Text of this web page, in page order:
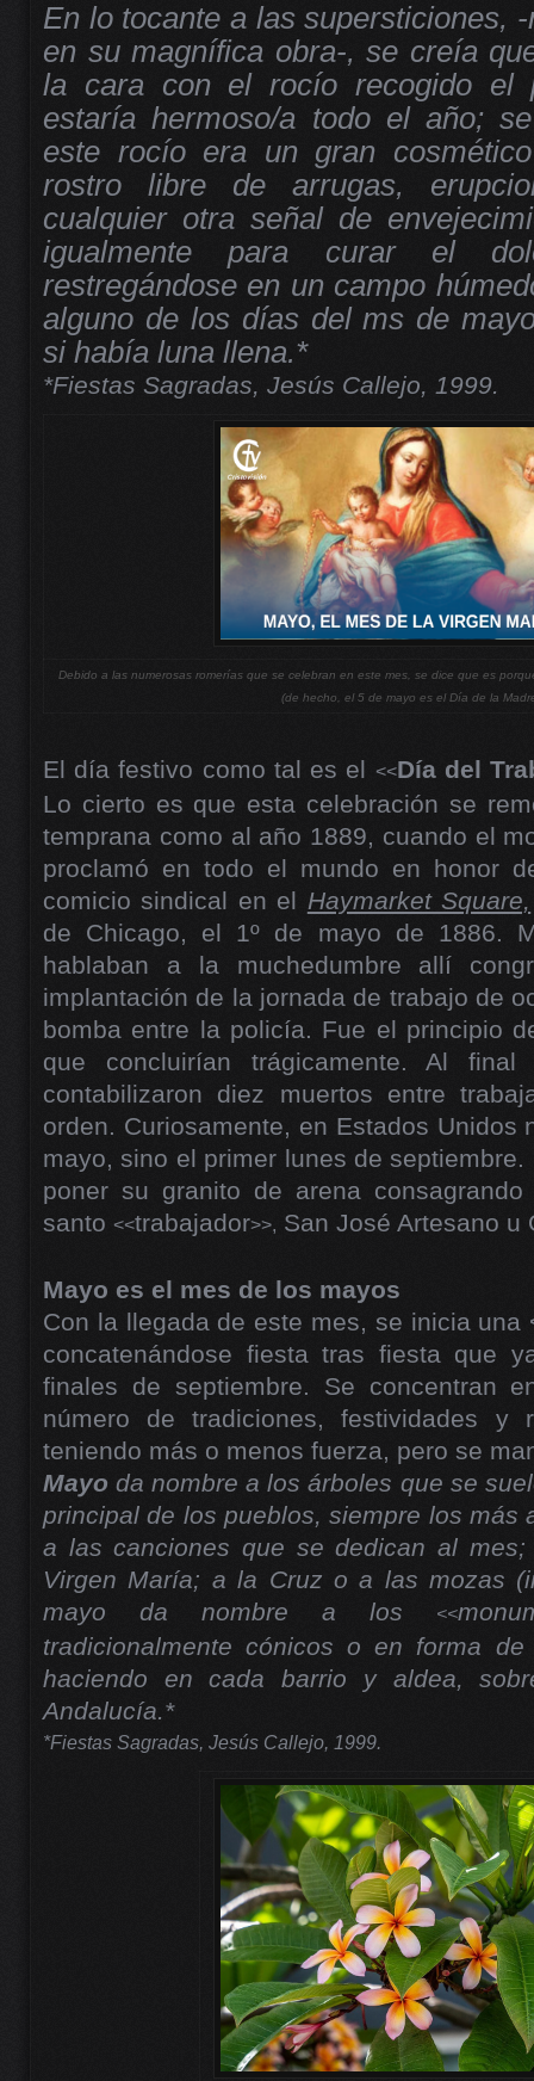
En lo tocante a las supersticiones,
en su magnífica obra-, se creía
la cara con el rocío recogido el
estaría hermoso/a todo el año;
este rocío era un gran
rostro libre de arrugas,
cualquier otra señal de
igualmente para curar el
restregándose en un campo
alguno de los días del ms de
si había luna llena.*
*Fiestas Sagradas, Jesús Callejo, 1999.
Debido a las numerosas romerías que se celebran en este mes, se dice que es
(de hecho, el 5 de mayo es el Día de la
El día festivo como tal es el <<Día del
Lo cierto es que esta celebración se
temprana como al año 1889, cuando el
proclamó en todo el mundo en honor
comicio sindical en el Haymarket Square,
de Chicago, el 1º de mayo de 1886.
hablaban a la muchedumbre allí
implantación de la jornada de trabajo de
bomba entre la policía. Fue el principio
que concluirían trágicamente. Al
contabilizaron diez muertos entre
orden. Curiosamente, en Estados Unidos
mayo, sino el primer lunes de
poner su granito de arena
santo <<trabajador>>, San José Artesano u
Mayo es el mes de los mayos
Con la llegada de este mes, se inicia una
concatenándose fiesta tras fiesta que
finales de septiembre. Se concentran
número de tradiciones, festividades y
teniendo más o menos fuerza, pero se
Mayo da nombre a los árboles que se
principal de los pueblos, siempre los más
a las canciones que se dedican al
Virgen María; a la Cruz o a las mozas
mayo da nombre a los
<<
tradicionalmente cónicos o en forma
haciendo en cada barrio y aldea,
Andalucía.*
*Fiestas Sagradas, Jesús Callejo, 1999.